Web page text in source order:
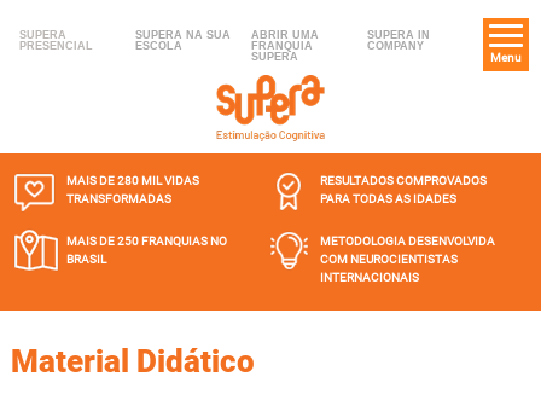
SUPERA
PRESENCIAL
SUPERA NA SUA
ESCOLA
ABRIR UMA
FRANQUIA
SUPERA
SUPERA IN
COMPANY
Menu
MAIS DE 280 MILVIDAS
TRANSFORMADAS
RESULTADOS COMPROVADOS
PARA TODAS AS IDADES
MAIS DE 250 FRANQUIASNO
BRASIL
METODOLOGIA DESENVOLVIDA
COM NEUROCIENTISTAS
INTERNACIONAIS
Material Didático